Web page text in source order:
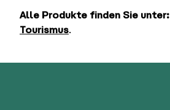
Alle Produkte finden Sie unter:
Tourismus.